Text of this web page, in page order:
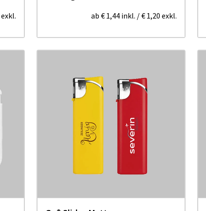
exkl.
ab € 1,44 inkl. /€ 1,20 exkl.